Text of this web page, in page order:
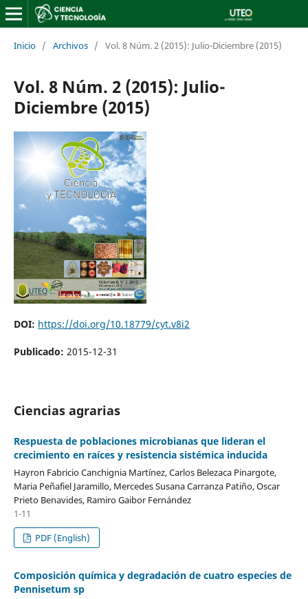
Inicio / Archivos / Vol. 8 Núm. 2 (2015): Julio-Diciembre (2015)
Vol. 8 Núm. 2 (2015): Julio-
Diciembre (2015)
DOI: https://doi.org/10.18779/cyt.v8i2
Publicado: 2015-12-31
Ciencias agrarias
Respuesta de poblaciones microbianas que lideran el
crecimiento en raíces y resistencia sistémica inducida
Hayron Fabricio Canchignia Martínez, Carlos Belezaca Pinargote,
Maria Peñafiel Jaramillo, Mercedes Susana Carranza Patiño, Oscar
Prieto Benavides, Ramiro Gaibor Fernández
1-11
PDF (English)
Composición química y degradación de cuatro especies de
Pennisetum sp